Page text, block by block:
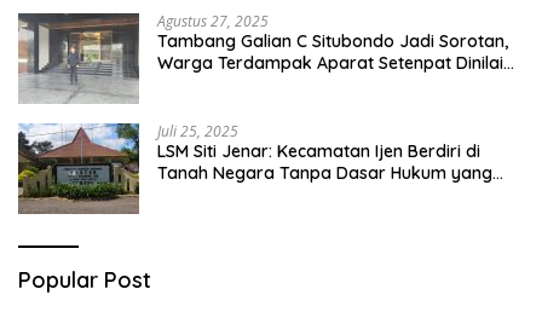
Agustus 27, 2025
Tambang Galian C Situbondo Jadi Sorotan,
Warga Terdampak Aparat Setenpat Dinilai
Juli 25, 2025
LSM Siti Jenar: Kecamatan Ijen Berdiri di
Tanah Negara Tanpa Dasar Hukum yang
Popular Post